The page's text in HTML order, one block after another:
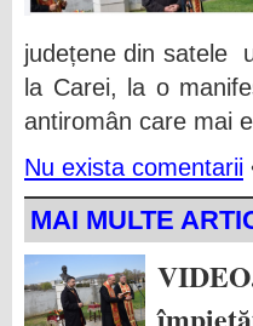
județene din satele
la Carei, la o
antiromân care mai
Nu exista comentarii
MAI MULTE